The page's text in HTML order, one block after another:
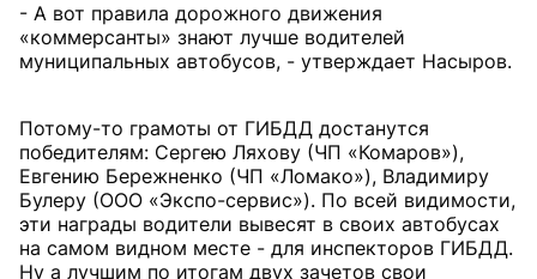
- А вот правила дорожного движения
«коммерсанты» знают лучше водителей
муниципальных автобусов, - утверждает Насыров.
Потому-то грамоты от ГИБДД достанутся
победителям: Сергею Ляхову (ЧП «Комаров»),
Евгению Бережненко (ЧП «Ломако»), Владимиру
Булеру (ООО «Экспо-сервис»). По всей видимости,
эти награды водители вывесят в своих автобусах
на самом видном месте - для инспекторов ГИБДД.
Ну а лучшим по итогам двух зачетов свои